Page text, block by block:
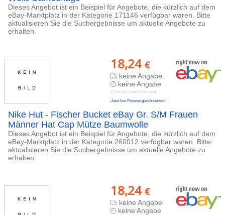
Dieses Angebot ist ein Beispiel für Angebote, die kürzlich auf dem
eBay-Marktplatz in der Kategorie 171146 verfügbar waren. Bitte
aktualisieren Sie die Suchergebnisse um aktuelle Angebote zu
erhalten.
18,24 €
keine Angabe
keine Angabe
Preis kann jetzt höher sein
Jetzt live Preisvergleich starten!
Nike Hut - Fischer Bucket eBay Gr. S/M Frauen
Männer Hat Cap Mütze Baumwolle
Dieses Angebot ist ein Beispiel für Angebote, die kürzlich auf dem
eBay-Marktplatz in der Kategorie 260012 verfügbar waren. Bitte
aktualisieren Sie die Suchergebnisse um aktuelle Angebote zu
erhalten.
18,24 €
keine Angabe
keine Angabe